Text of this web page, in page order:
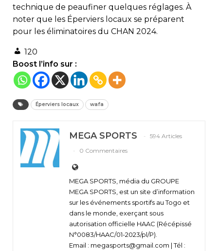
technique de peaufiner quelques réglages. À
noter que les Éperviers locaux se préparent
pour les éliminatoires du CHAN 2024.
120
Boost l’info sur :
Éperviers locaux wafa
MEGA SPORTS
594 Articles
0 Commentaires
MEGA SPORTS, média du GROUPE
MEGA SPORTS, est un site d’information
sur les événements sportifs au Togo et
dans le monde, exerçant sous
autorisation officielle HAAC (Récépissé
N°0083/HAAC/01-2023/pl/P).
Email : megasports@gmail.com | Tél :